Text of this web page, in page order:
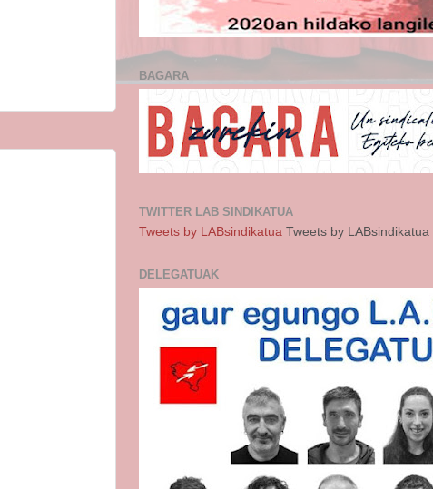
BAGARA
TWITTER LAB SINDIKATUA
Tweets by LABsindikatua Tweets by LABsindikatua
DELEGATUAK